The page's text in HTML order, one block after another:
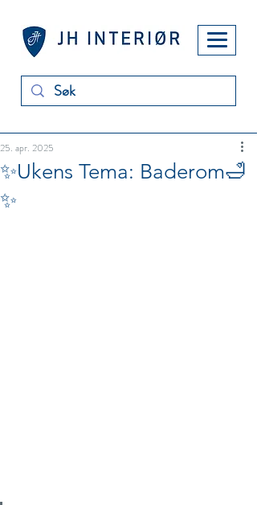
✨Ukens Tema: Baderom🛁
✨
25. apr. 2025